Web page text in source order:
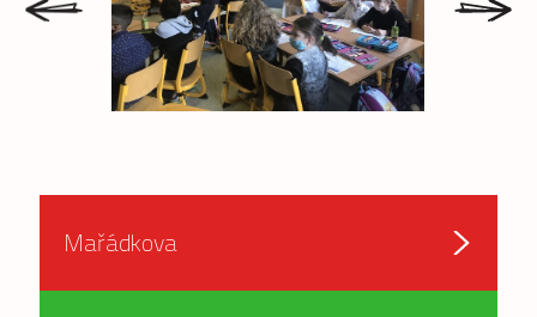
Mařádkova